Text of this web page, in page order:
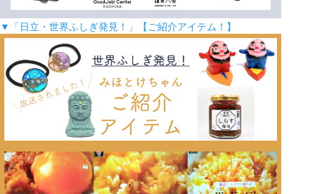
▼「日立・世界ふしぎ発見！」【ご紹介アイテム！】